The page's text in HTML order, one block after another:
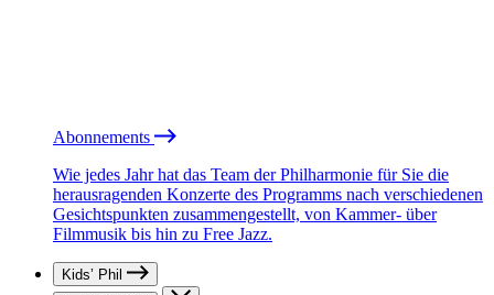
Abonnements
Wie jedes Jahr hat das Team der Philharmonie für Sie die
herausragenden Konzerte des Programms nach verschiedenen
Gesichtspunkten zusammengestellt, von Kammer- über
Filmmusik bis hin zu Free Jazz.
Kids’ Phil